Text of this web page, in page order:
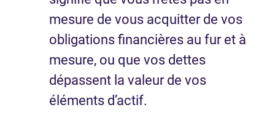
mesure de vous acquitter de vos
obligations financières au fur et à
mesure, ou que vos dettes
dépassent la valeur de vos
éléments d’actif.